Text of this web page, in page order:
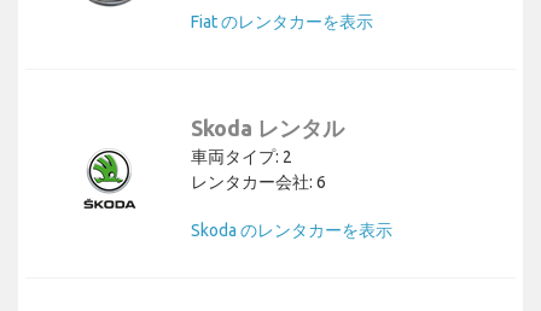
Fiat のレンタカーを表示
Skoda レンタル
車両タイプ: 2
レンタカー会社: 6
Skoda のレンタカーを表示